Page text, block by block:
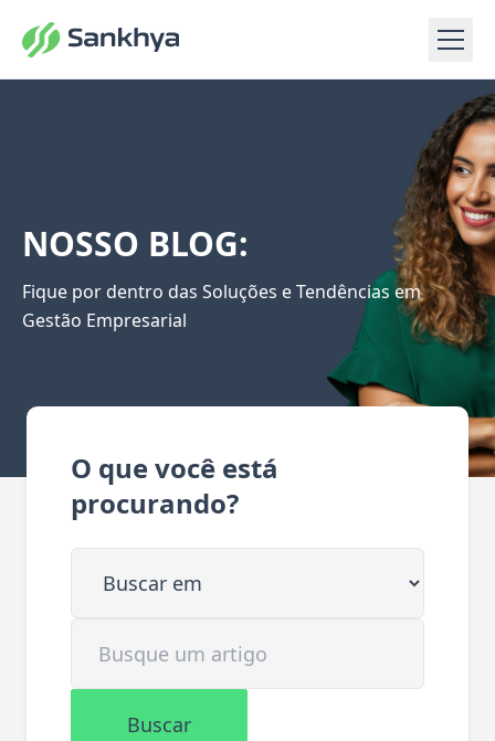
NOSSO BLOG:
Fique por dentro das Soluções e Tendências em
Gestão Empresarial
O que você está
procurando?
Buscar